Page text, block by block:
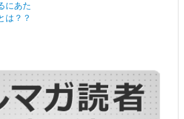
にあた
は？？